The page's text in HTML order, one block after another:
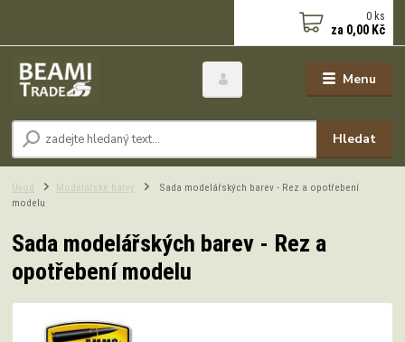
Menu
Hledat
0 ks
za 0,00 Kč
Úvod Modelářské barvy
Sada modelářských barev - Rez a opotřebení
modelu
Sada modelářských barev - Rez a
opotřebení modelu